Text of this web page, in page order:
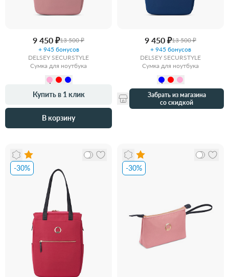
9 450 ₽13 500 ₽
+ 945 бонусов
DELSEY SECURSTYLE
Сумка для ноутбука
Купить в 1 клик
В корзину
9 450 ₽13 500 ₽
+ 945 бонусов
DELSEY SECURSTYLE
Сумка для ноутбука
Забрать из магазина
со скидкой
-30% -30%